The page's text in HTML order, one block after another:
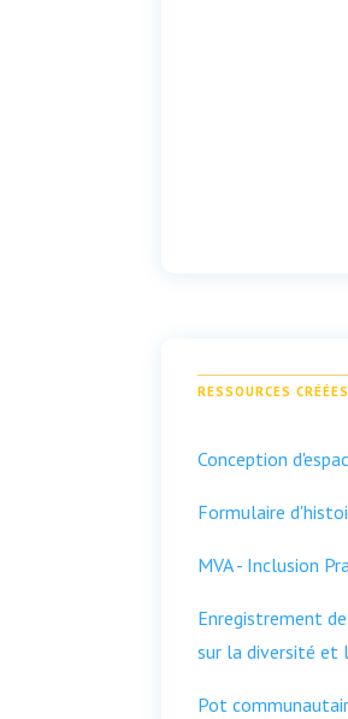
RESSOURCES CRÉÉES
Conception
Formulaire
MVA - Inclusion
Enregistrement
sur la diversité et
Pot